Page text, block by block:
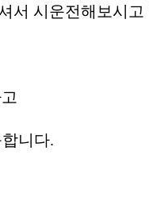
서 시운전해보시
니다.